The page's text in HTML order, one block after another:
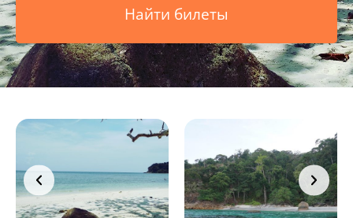
Найти билеты